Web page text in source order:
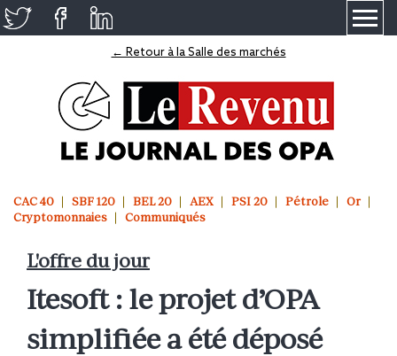
← Retour à la Salle des marchés
CAC 40 SBF 120 BEL 20 AEX PSI 20 Pétrole
Or
Cryptomonnaies
Communiqués
L'offre du jour
Itesoft : le projet d’OPA
simplifiée a été déposé